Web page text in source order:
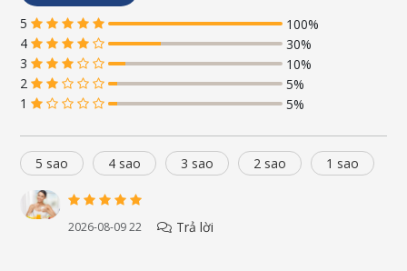
5
100%
4
30%
3
10%
2
5%
1
5%
5 sao 4 sao 3 sao 2 sao 1 sao
2026-08-09 22 Trả lời